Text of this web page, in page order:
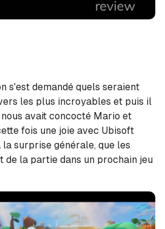
s'est demandé quels seraient
les plus incroyables et puis il
avait concocté Mario et
fois une joie avec Ubisoft
la surprise générale, que les
de la partie dans un prochain jeu